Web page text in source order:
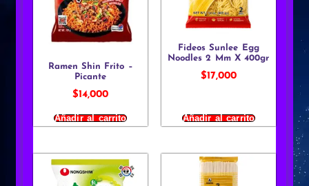
Ramen Shin Frito –
Picante
$14,000
Añadir al carrito
Fideos Sunlee Egg
Noodles 2 Mm X 400gr
$17,000
Añadir al carrito